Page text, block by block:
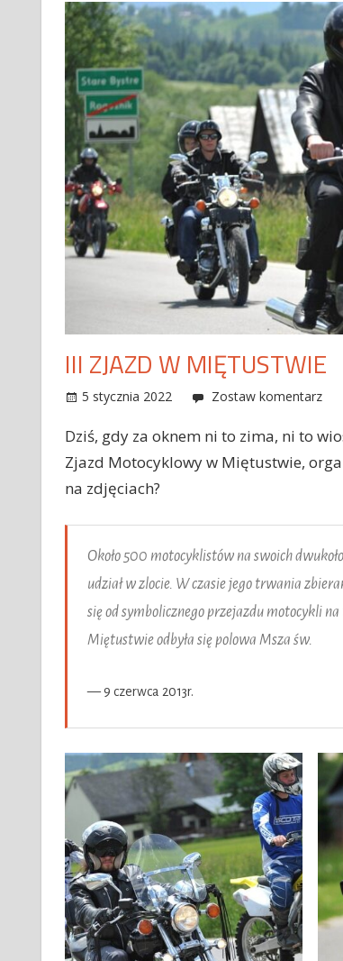
III ZJAZD W MIĘTUSTWIE
5 stycznia 2022 Adrian Gładecki
Imprezy, zloty,
Zostaw komentarz
Dziś, gdy za oknem ni to zima, ni to
Zjazd Motocyklowy w Miętustwie,
na zdjęciach?
Około 500 motocyklistów na swoich
udział w zlocie. W czasie jego trwania
się od symbolicznego przejazdu motocykli
Miętustwie odbyła się polowa Msza św.
9 czerwca 2013r.